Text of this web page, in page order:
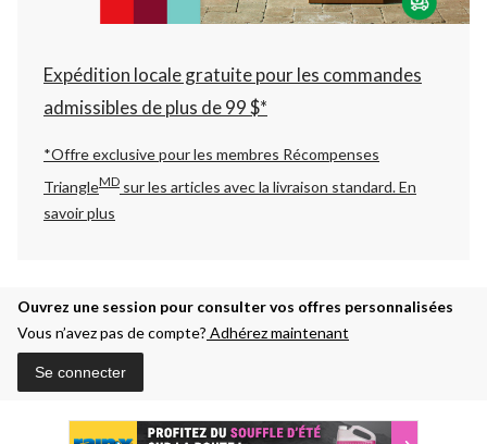
changer
Expédition locale gratuite pour les commandes
admissibles de plus de 99 $*
*Offre exclusive pour les membres Récompenses
TriangleMD sur les articles avec la livraison standard.En
savoir plus
Ouvrez une session pour consulter vos offres personnalisées
Vous n’avez pas de compte? Adhérez maintenant
Se connecter